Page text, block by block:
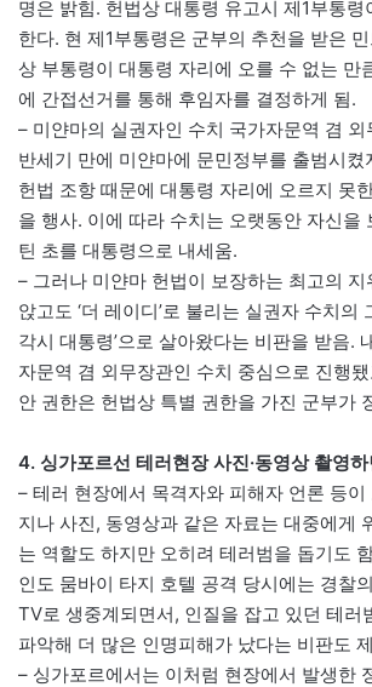
명은 밝힘. 헌법상 대통령 유고시 제1부통령
한다. 현 제1부통령은 군부의 추천을 받은
상 부통령이 대통령 자리에 오를 수 없는 만
에 간접선거를 통해 후임자를 결정하게 됨.
– 미얀마의 실권자인 수치 국가자문역 겸 외
반세기 만에 미얀마에 문민정부를 출범시
헌법 조항 때문에 대통령 자리에 오르지 못
을 행사. 이에 따라 수치는 오랫동안 자신을
틴 초를 대통령으로 내세움.
– 그러나 미얀마 헌법이 보장하는 최고의 지
앉고도 ‘더 레이디’로 불리는 실권자 수치의
각시 대통령’으로 살아왔다는 비판을 받음.
자문역 겸 외무장관인 수치 중심으로 진행
안 권한은 헌법상 특별 권한을 가진 군부가
4. 싱가포르선 테러현장 사진·동영상 촬영하
– 테러 현장에서 목격자와 피해자 언론 등이
지나 사진, 동영상과 같은 자료는 대중에게
는 역할도 하지만 오히려 테러범을 돕기도
인도 뭄바이 타지 호텔 공격 당시에는 경찰
TV로 생중계되면서, 인질을 잡고 있던 테러
파악해 더 많은 인명피해가 났다는 비판도
– 싱가포르에서는 이처럼 현장에서 발생한